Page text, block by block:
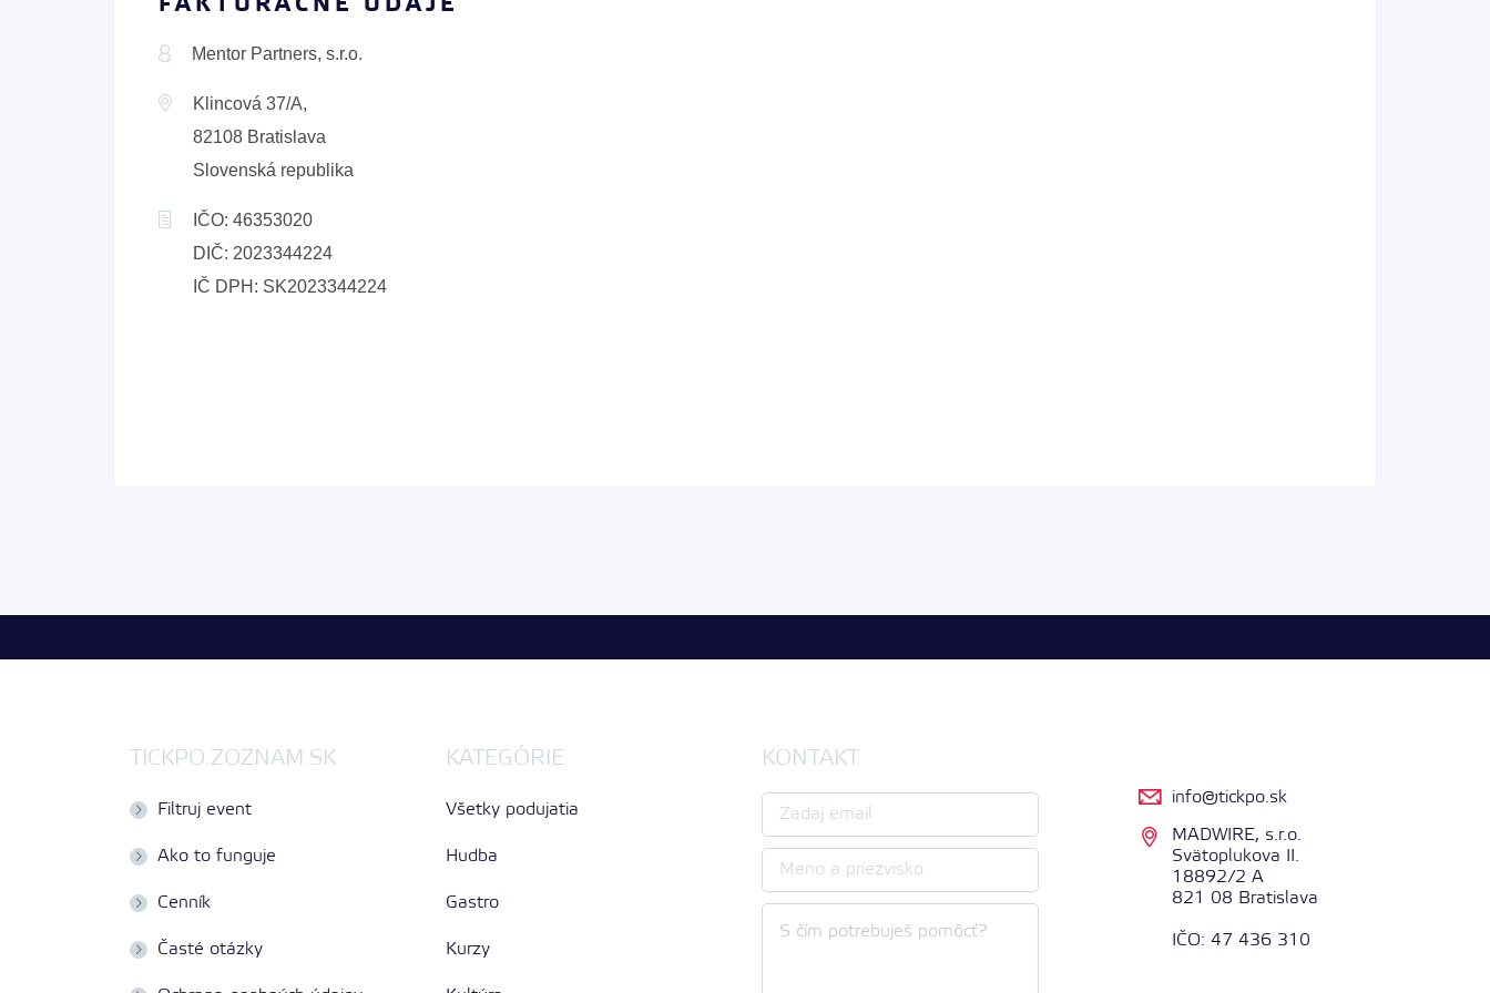
FAKTURAČNÉ ÚDAJE
Mentor Partners, s.r.o.
Klincová 37/A,
82108 Bratislava
Slovenská republika
IČO: 46353020
DIČ: 2023344224
IČ DPH: SK2023344224
TICKPO.ZOZNAM.SK
Filtruj event
Ako to funguje
Cenník
Časté otázky
KATEGÓRIE
Všetky podujatia
Hudba
Gastro
Kurzy
KONTAKT
info@tickpo.sk
MADWIRE, s.r.o.
Svätoplukova II.
18892/2 A
821 08 Bratislava
IČO: 47 436 310